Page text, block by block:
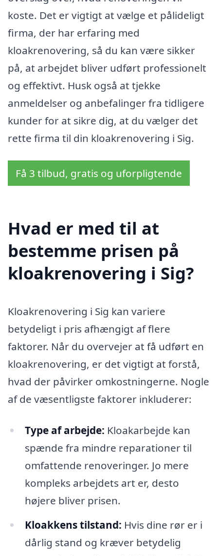
koste. Det er vigtigt at vælge et pålideligt
firma, der har erfaring med
kloakrenovering, så du kan være sikker
på, at arbejdet bliver udført professionelt
og effektivt. Husk også at tjekke
anmeldelser og anbefalinger fra tidligere
kunder for at sikre dig, at du vælger det
rette firma til din kloakrenovering i Sig.
Få 3 tilbud, gratis og uforpligtende
Hvad er med til at
bestemme prisen på
kloakrenovering i Sig?
Kloakrenovering i Sig kan variere
betydeligt i pris afhængigt af flere
faktorer. Når du overvejer at få udført en
kloakrenovering, er det vigtigt at forstå,
hvad der påvirker omkostningerne. Nogle
af de væsentligste faktorer inkluderer:
Type af arbejde: Kloakarbejde kan
spænde fra mindre reparationer til
omfattende renoveringer. Jo mere
kompleks arbejdets art er, desto
højere bliver prisen.
Kloakkens tilstand: Hvis dine rør er i
dårlig stand og kræver betydelig